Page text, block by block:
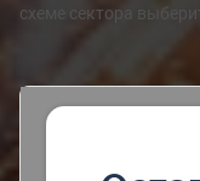
схеме сектора